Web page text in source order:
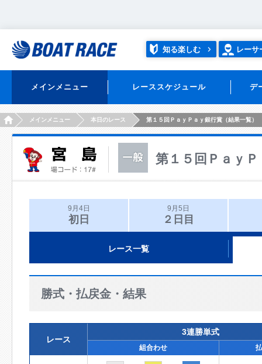
知る楽しむ レーサ
メインメニュー レーススケジュール デ
HOMEメインメニュー 本日のレース 第１５回ＰａｙＰａｙ銀行賞（結果一覧）
第１５回Ｐａｙ
9月4日
初日
9月5日
２日目
レース一覧
勝式・払戻金・結果
レース
3連勝単式
組合わせ